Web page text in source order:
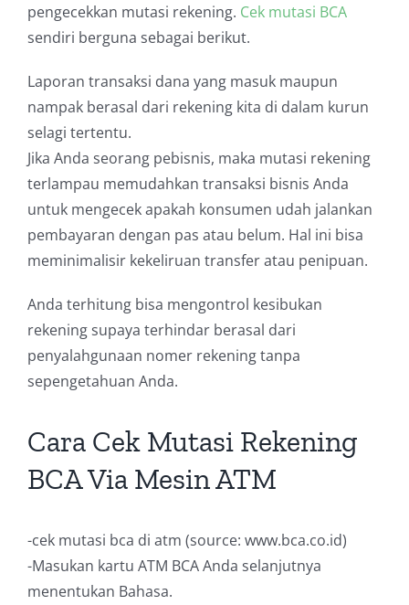
pengecekkan mutasi rekening. Cek mutasi BCA
sendiri berguna sebagai berikut.
Laporan transaksi dana yang masuk maupun
nampak berasal dari rekening kita di dalam kurun
selagi tertentu.
Jika Anda seorang pebisnis, maka mutasi rekening
terlampau memudahkan transaksi bisnis Anda
untuk mengecek apakah konsumen udah jalankan
pembayaran dengan pas atau belum. Hal ini bisa
meminimalisir kekeliruan transfer atau penipuan.
Anda terhitung bisa mengontrol kesibukan
rekening supaya terhindar berasal dari
penyalahgunaan nomer rekening tanpa
sepengetahuan Anda.
Cara Cek Mutasi Rekening
BCA Via Mesin ATM
-cek mutasi bca di atm (source: www.bca.co.id)
-Masukan kartu ATM BCA Anda selanjutnya
menentukan Bahasa.